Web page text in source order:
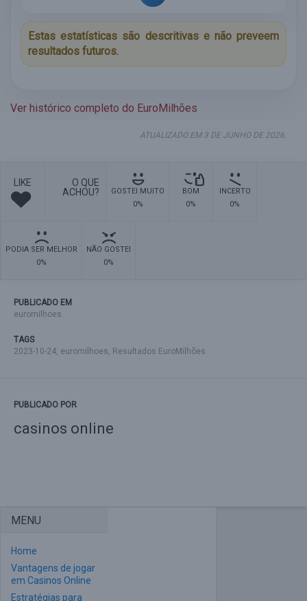
Estas estatísticas são descritivas e não preveem
resultados futuros.
Ver histórico completo do EuroMilhões
ATUALIZADO EM 3 DE JUNHO DE 2026.
LIKE
O QUE
ACHOU?
GOSTEI MUITO
0%
BOM
0%
INCERTO
0%
PODIA SER MELHOR
0%
NÃO GOSTEI
0%
PUBLICADO EM
euromilhoes
TAGS
2023-10-24, euromilhoes, Resultados EuroMilhões
PUBLICADO POR
casinos online
MENU
Home
Vantagens de jogar
em Casinos Online
Estratégias para